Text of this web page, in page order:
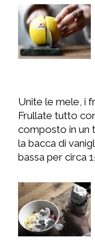
Unite le mele, i
Frullate tutto
composto in un
la bacca di
bassa per circa